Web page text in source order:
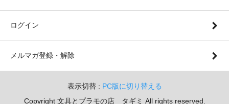
ログイン
メルマガ登録・解除
表示切替 : PC版に切り替える
Copyright 文具とプラモの店 タギミ All rights reserved.